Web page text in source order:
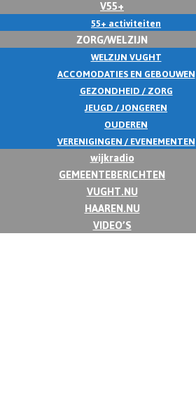
V55+
55+ activiteiten
ZORG/WELZIJN
WELZIJN VUGHT
ACCOMODATIES EN GEBOUWEN
GEZONDHEID / ZORG
JEUGD / JONGEREN
OUDEREN
VERENIGINGEN / EVENEMENTEN
wijkradio
GEMEENTEBERICHTEN
VUGHT.NU
HAAREN.NU
VIDEO’S